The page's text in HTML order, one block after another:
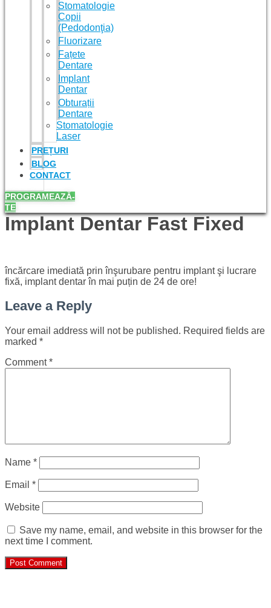
Stomatologie
Copii
(Pedodonţia)
Fluorizare
Fațete
Dentare
Implant
Dentar
Obturații
Dentare
Stomatologie
Laser
PREȚURI
BLOG
CONTACT
PROGRAMEAZĂ-
TE
Implant Dentar Fast Fixed
încărcare imediată prin înşurubare pentru implant şi lucrare
fixă, implant dentar în mai puțin de 24 de ore!
Leave a Reply
Your email address will not be published. Required fields are
marked *
Comment*
Name *
Email *
Website
Save my name, email, and website in this browser for the
next time I comment.